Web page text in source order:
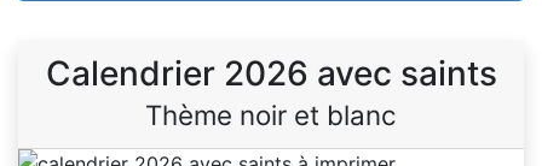
Calendrier 2026 avec saints
Thème noir et blanc